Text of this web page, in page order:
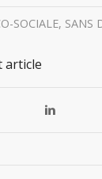
SOCIALE, SANS
article